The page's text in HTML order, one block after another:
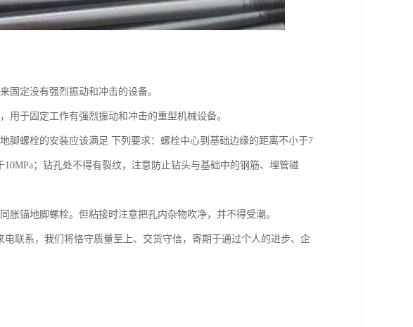
固定没有强烈振动和冲击的设备。
用于固定工作有强烈振动和冲击的重型机械设备。
脚螺栓的安装应该满足 下列要求：螺栓中心到基础边缘的距离不小于7
；钻孔处不得有裂纹，注意防止钻头与基础中的钢筋、埋管碰
锚地脚螺栓。但粘接时注意把孔内杂物吹净，并不得受潮。
联系，我们将恪守质量至上、交货守信，寄期于通过个人的进步、企